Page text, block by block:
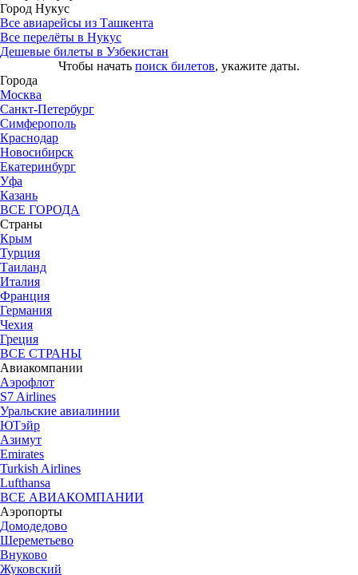
Город Нукус
Все авиарейсы из Ташкента
Все перелёты в Нукус
Дешевые билеты в Узбекистан
Чтобы начать поиск билетов, укажите даты.
Города
Москва
Санкт-Петербург
Симферополь
Краснодар
Новосибирск
Екатеринбург
Уфа
Казань
ВСЕ ГОРОДА
Страны
Крым
Турция
Таиланд
Италия
Франция
Германия
Чехия
Греция
ВСЕ СТРАНЫ
Авиакомпании
Аэрофлот
S7 Airlines
Уральские авиалинии
ЮТэйр
Азимут
Emirates
Turkish Airlines
Lufthansa
ВСЕ АВИАКОМПАНИИ
Аэропорты
Домодедово
Шереметьево
Внуково
Жуковский